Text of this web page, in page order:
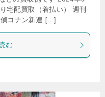
宅配買取（着払い） 週刊
コナン新連 […]
む